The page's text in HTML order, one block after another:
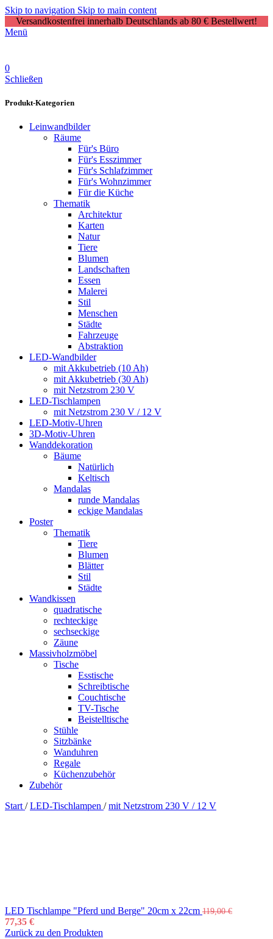
Skip to navigation Skip to main content
Versandkostenfrei innerhalb Deutschlands ab 80 € Bestellwert!
Menü
0
Schließen
Produkt-Kategorien
Leinwandbilder
Räume
Für's Büro
Für's Esszimmer
Für's Schlafzimmer
Für's Wohnzimmer
Für die Küche
Thematik
Architektur
Karten
Natur
Tiere
Blumen
Landschaften
Essen
Malerei
Stil
Menschen
Städte
Fahrzeuge
Abstraktion
LED-Wandbilder
mit Akkubetrieb (10 Ah)
mit Akkubetrieb (30 Ah)
mit Netzstrom 230 V
LED-Tischlampen
mit Netzstrom 230 V / 12 V
LED-Motiv-Uhren
3D-Motiv-Uhren
Wanddekoration
Bäume
Natürlich
Keltisch
Mandalas
runde Mandalas
eckige Mandalas
Poster
Thematik
Tiere
Blumen
Blätter
Stil
Städte
Wandkissen
quadratische
rechteckige
sechseckige
Zäune
Massivholzmöbel
Tische
Esstische
Schreibtische
Couchtische
TV-Tische
Beistelltische
Stühle
Sitzbänke
Wanduhren
Regale
Küchenzubehör
Zubehör
Start / LED-Tischlampen / mit Netzstrom 230 V / 12 V
LED Tischlampe "Pferd und Berge" 20cm x 22cm 119,00€
77,35 €
Zurück zu den Produkten